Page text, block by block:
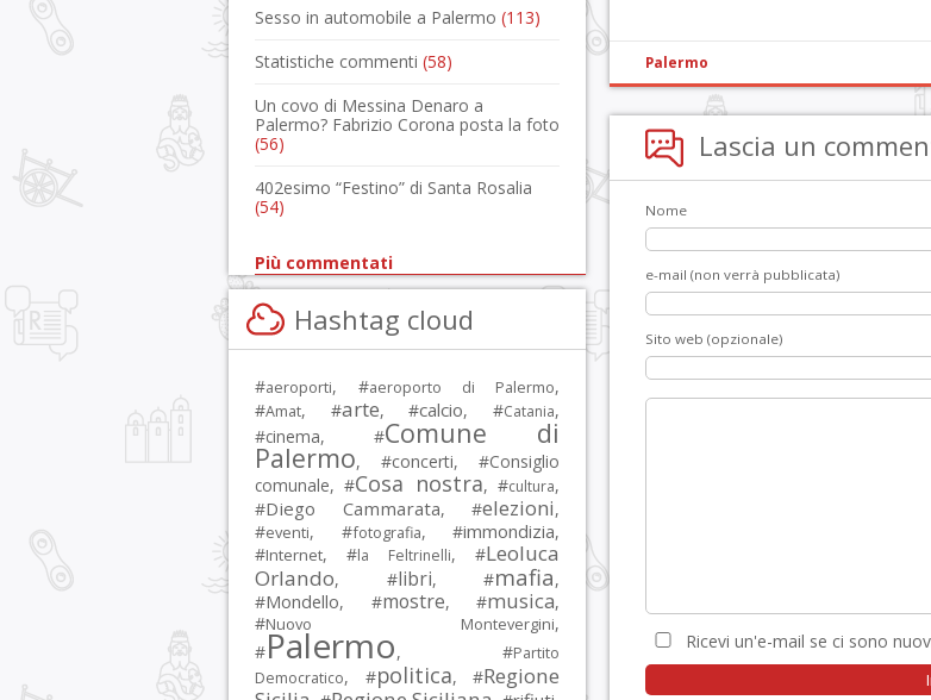
Palermo
Lascia un
Nome
e-mail (non verrà pubblicata)
Sito web (opzionale)
Ricevi un'e-mail se ci sono
Sesso in automobile a Palermo (113)
Statistiche commenti (58)
Un covo di Messina Denaro a
Palermo? Fabrizio Corona posta la foto
(56)
402esimo “Festino” di Santa Rosalia
(54)
Più commentati
Hashtag cloud
#aeroporti, #aeroporto di Palermo,
#Amat, #arte, #calcio, #Catania,
#cinema, #Comune di
Palermo, #concerti, #Consiglio
comunale, #Cosa nostra, #cultura,
#Diego Cammarata, #elezioni,
#eventi, #fotografia, #immondizia,
#Internet, #la Feltrinelli, #Leoluca
Orlando, #libri, #mafia,
#Mondello, #mostre, #musica,
#Nuovo Montevergini,
#Palermo, #Partito
Democratico, #politica, #Regione